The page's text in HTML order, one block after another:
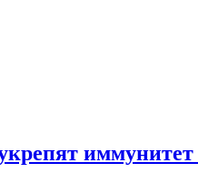
иммунитет